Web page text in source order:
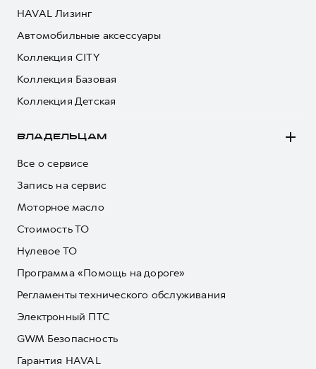
HAVAL Лизинг
Автомобильные аксессуары
Коллекция CITY
Коллекция Базовая
Коллекция Детская
ВЛАДЕЛЬЦАМ
Все о сервисе
Запись на сервис
Моторное масло
Стоимость ТО
Нулевое ТО
Программа «Помощь на дороге»
Регламенты технического обслуживания
Электронный ПТС
GWM Безопасность
Гарантия HAVAL